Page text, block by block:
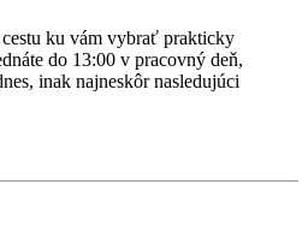
ku vám vybrať prakticky
do 13:00 v pracovný deň,
inak najneskôr nasledujúci